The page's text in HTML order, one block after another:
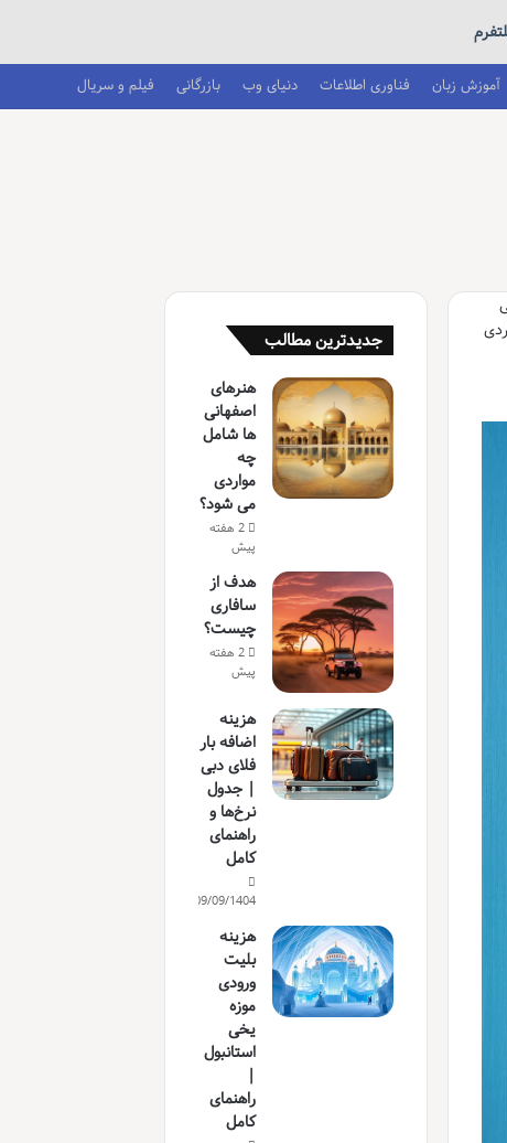
آموزش زبان فناوری اطلاعات دنیای وب بازرگانی فیلم و سریال
جدیدترین مطالب
هنرهای
اصفهانی
ها شامل
چه
مواردی
می شود؟
2 هفته
پیش
هدف از
سافاری
چیست؟
2 هفته
پیش
هزینه
اضافه بار
فلای دبی
| جدول
نرخ‌ها و
راهنمای
کامل
09/09/1404
هزینه
بلیت
ورودی
موزه
یخی
استانبول
|
راهنمای
کامل